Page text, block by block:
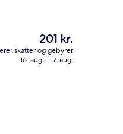
Den
nuværende
pris
201 kr.
skatter og gebyrer
16. aug. - 17. aug.